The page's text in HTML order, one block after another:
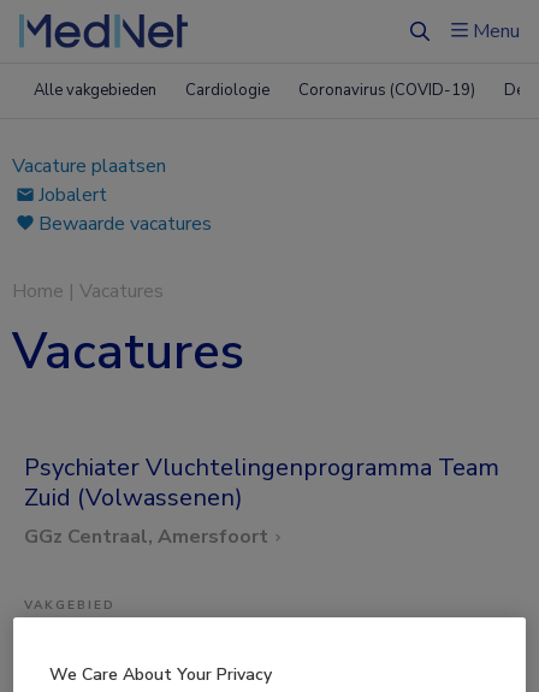
ZoekenMenu
Alle vakgebieden Cardiologie Coronavirus (COVID-19)
Vacature plaatsen
Jobalert
Bewaarde vacatures
Home | Vacatures
Vacatures
Psychiater Vluchtelingenprogramma Team
Zuid (Volwassenen)
GGz Centraal, Amersfoort
VAKGEBIED
FUNCTIE
We Care About Your Privacy